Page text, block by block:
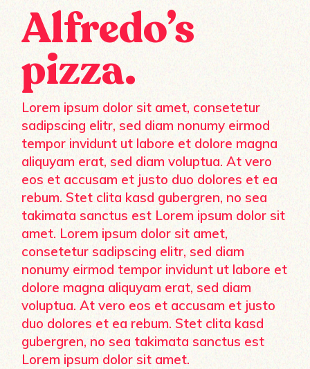
Alfredo’s
pizza.
Lorem ipsum dolor sit amet, consetetur
sadipscing elitr, sed diam nonumy eirmod
tempor invidunt ut labore et dolore magna
aliquyam erat, sed diam voluptua. At vero
eos et accusam et justo duo dolores et ea
rebum. Stet clita kasd gubergren, no sea
takimata sanctus est Lorem ipsum dolor sit
amet. Lorem ipsum dolor sit amet,
consetetur sadipscing elitr, sed diam
nonumy eirmod tempor invidunt ut labore et
dolore magna aliquyam erat, sed diam
voluptua. At vero eos et accusam et justo
duo dolores et ea rebum. Stet clita kasd
gubergren, no sea takimata sanctus est
Lorem ipsum dolor sit amet.